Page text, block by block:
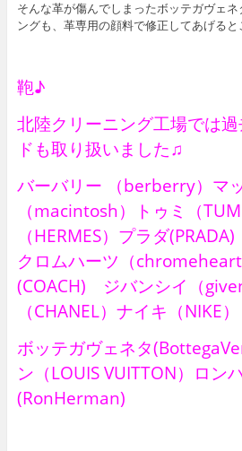
そんな革が傷んでしまったボッテガヴェ
ングも、革専用の顔料で修正してあげると
鞄♪
北陸クリーニング工場では
ドも取り扱いました♫
バーバリー （berberry）マ
（macintosh）トゥミ（
（HERMES）プラダ(PRADA)
クロムハーツ（
(COACH) ジバンシイ（
（CHANEL）ナイキ（NIKE）
ボッテガヴェネタ
ン（LOUIS VUITTON）ロン
(RonHerman)